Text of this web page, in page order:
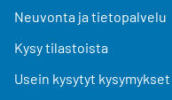
Neuvonta ja tietopalvelu
Kysy tilastoista
Usein kysytyt kysymykset